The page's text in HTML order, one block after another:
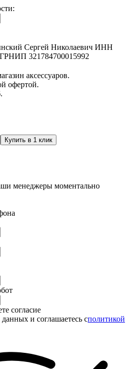
Сергей Николаевич ИНН
321784700015992
аксессуаров.
офертой.
Купить в 1 клик
менеджеры моментально
согласие
и соглашаетесь cполитикой